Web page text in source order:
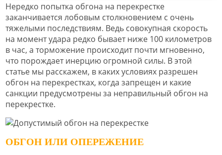
Нередко попытка обгона на перекрестке
заканчивается лобовым столкновением с очень
тяжелыми последствиям. Ведь совокупная скорость
на момент удара редко бывает ниже 100 километров
в час, а торможение происходит почти мгновенно,
что порождает инерцию огромной силы. В этой
статье мы расскажем, в каких условиях разрешен
обгон на перекрестках, когда запрещен и какие
санкции предусмотрены за неправильный обгон на
перекрестке.
ОБГОН ИЛИ ОПЕРЕЖЕНИЕ